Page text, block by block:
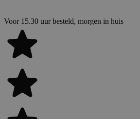
Voor 15.30 uur besteld, morgen in huis